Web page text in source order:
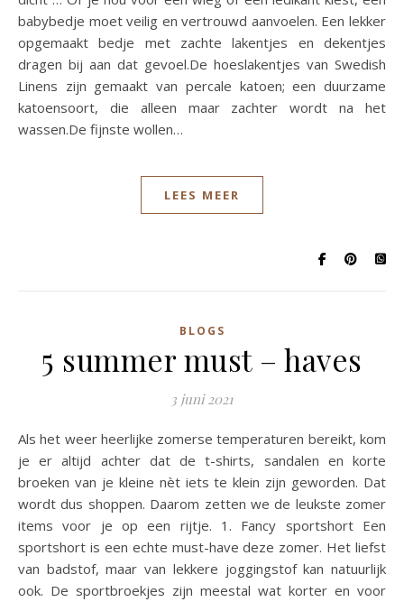
babybedje moet veilig en vertrouwd aanvoelen. Een lekker
opgemaakt bedje met zachte lakentjes en dekentjes
dragen bij aan dat gevoel.De hoeslakentjes van Swedish
Linens zijn gemaakt van percale katoen; een duurzame
katoensoort, die alleen maar zachter wordt na het
wassen.De fijnste wollen…
LEES MEER
BLOGS
5 summer must – haves
3 juni 2021
Als het weer heerlijke zomerse temperaturen bereikt, kom
je er altijd achter dat de t-shirts, sandalen en korte
broeken van je kleine nèt iets te klein zijn geworden. Dat
wordt dus shoppen. Daarom zetten we de leukste zomer
items voor je op een rijtje. 1. Fancy sportshort Een
sportshort is een echte must-have deze zomer. Het liefst
van badstof, maar van lekkere joggingstof kan natuurlijk
ook. De sportbroekjes zijn meestal wat korter en voor